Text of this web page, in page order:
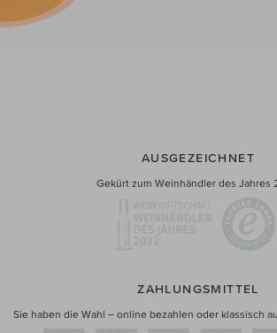
AUSGEZEICHNET
Gekürt zum Weinhändler des Jahres
ZAHLUNGSMITTEL
Sie haben die Wahl – online bezahlen oder klassisch